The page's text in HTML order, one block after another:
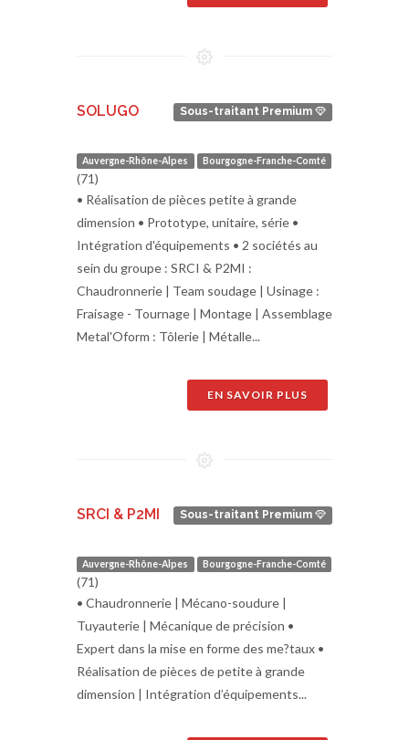
Sous-traitant Premium
SOLUGO
Auvergne-Rhône-Alpes Bourgogne-Franche-Comté
(71)
• Réalisation de pièces petite à grande
dimension • Prototype, unitaire, série •
Intégration d'équipements • 2 sociétés au
sein du groupe : SRCI & P2MI :
Chaudronnerie | Team soudage | Usinage :
Fraisage - Tournage | Montage | Assemblage
Metal'Oform : Tôlerie | Métalle...
EN SAVOIR PLUS
Sous-traitant Premium
SRCI & P2MI
Auvergne-Rhône-Alpes Bourgogne-Franche-Comté
(71)
• Chaudronnerie | Mécano-soudure |
Tuyauterie | Mécanique de précision •
Expert dans la mise en forme des me?taux •
Réalisation de pièces de petite à grande
dimension | Intégration d’équipements...